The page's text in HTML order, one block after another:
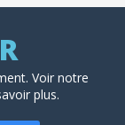
Voir notre
plus.